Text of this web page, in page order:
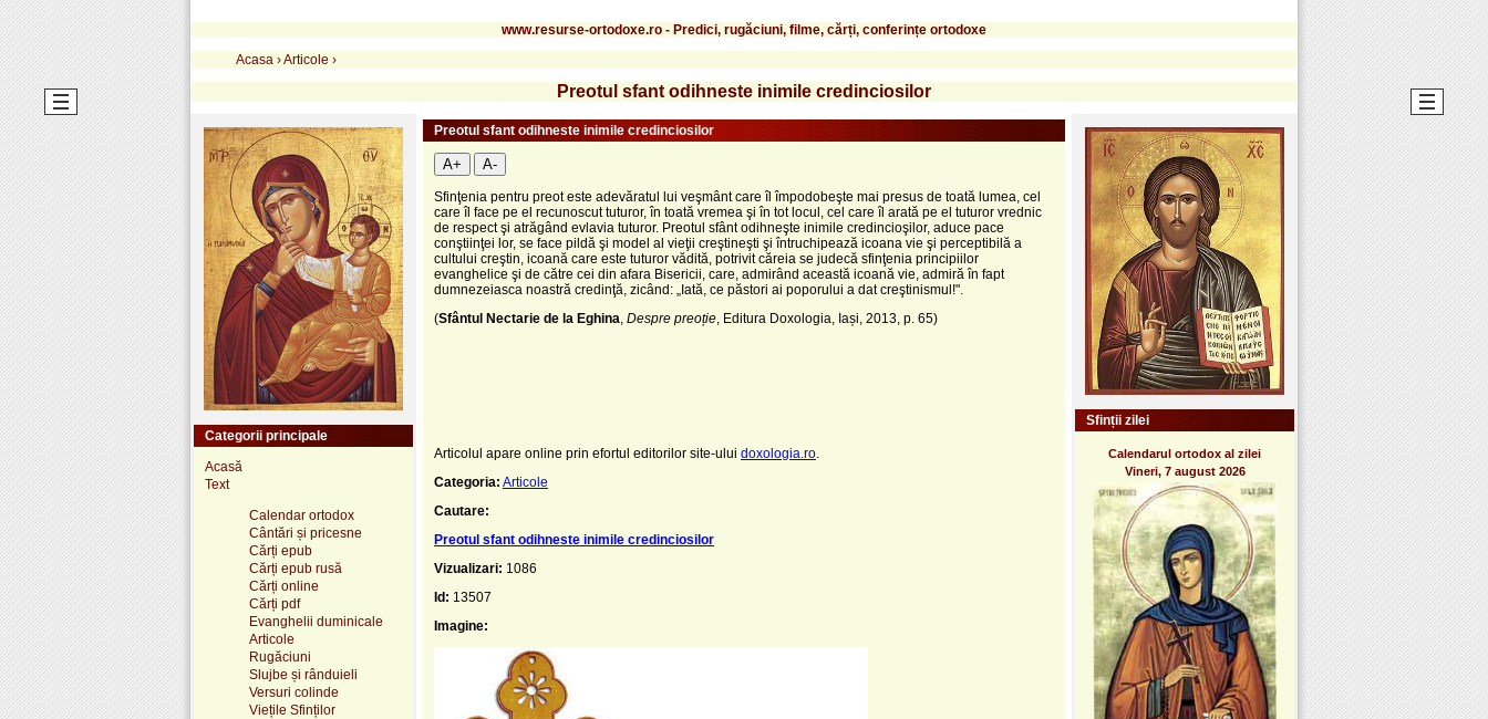
www.resurse-ortodoxe.ro - Predici, rugăciuni, filme, cărți, conferințe ortodoxe
Acasa ›Articole ›
Preotul sfant odihneste inimile credinciosilor
Preotul sfant odihneste inimile credinciosilor
A+ A-
Sfinţenia pentru preot este adevăratul lui veşmânt care îl împodobeşte mai presus de toată lumea, cel
care îl face pe el recunoscut tuturor, în toată vremea şi în tot locul, cel care îl arată pe el tuturor vrednic
de respect şi atrăgând evlavia tuturor. Preotul sfânt odihneşte inimile credincioşilor, aduce pace
conştiinţei lor, se face pildă şi model al vieţii creştineşti şi întruchipează icoana vie şi perceptibilă a
cultului creştin, icoană care este tuturor vădită, potrivit căreia se judecă sfinţenia principiilor
evanghelice şi de către cei din afara Bisericii, care, admirând această icoană vie, admiră în fapt
dumnezeiasca noastră credinţă, zicând: „Iată, ce păstori ai poporului a dat creştinismul!".
(Sfântul Nectarie de la Eghina Despre preoție , Editura Doxologia, Iași, 2013, p. 65)
Articolul apare online prin efortul editorilor site-ului doxologia.ro
Categoria: Articole
Cautare:
Preotul sfant odihneste inimile credinciosilor
Vizualizari: 1086
Id: 13507
Imagine:
Categorii principale
Acasă
Text
Calendar ortodox
Cântări și pricesne
Cărți epub
Cărți epub rusă
Cărți online
Cărți pdf
Evanghelii duminicale
Articole
Rugăciuni
Slujbe și rânduieli
Versuri colinde
Viețile Sfinților
Sfinții zilei
Calendarul ortodox al zilei
Vineri, 7 august 2026